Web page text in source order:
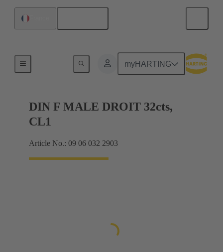
myHARTING
DIN F MALE DROIT 32cts,
CL1
Article No.: 09 06 032 2903